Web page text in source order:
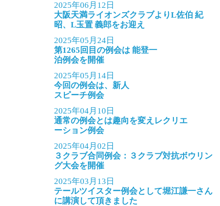
2025年06月12日
大阪天満ライオンズクラブよりL佐伯 紀
昭、L玉置 義郎をお迎え
2025年05月24日
第1265回目の例会は 能登一
泊例会を開催
2025年05月14日
今回の例会は、新人
スピーチ例会
2025年04月10日
通常の例会とは趣向を変えレクリエ
ーション例会
2025年04月02日
３クラブ合同例会：３クラブ対抗ボウリン
グ大会を開催
2025年03月13日
テールツイスター例会として堀江謙一さん
に講演して頂きました